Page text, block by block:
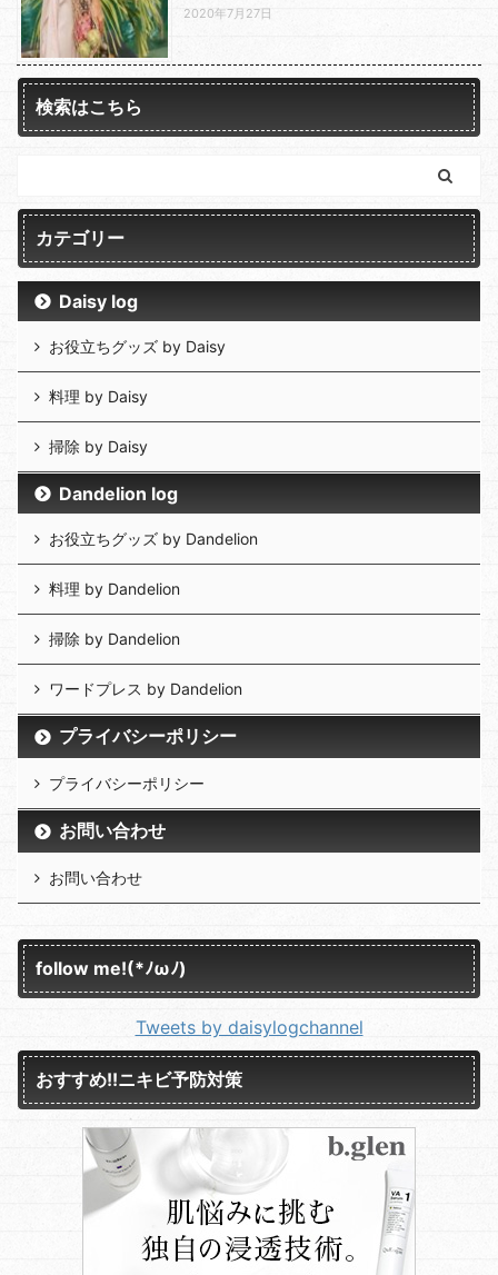
2020年7月27日
検索はこちら
カテゴリー
Daisy log
お役立ちグッズ by Daisy
料理 by Daisy
掃除 by Daisy
Dandelion log
お役立ちグッズ by Dandelion
料理 by Dandelion
掃除 by Dandelion
ワードプレス by Dandelion
プライバシーポリシー
プライバシーポリシー
お問い合わせ
お問い合わせ
follow me!(*ﾉωﾉ)
Tweets by daisylogchannel
おすすめ!!ニキビ予防対策